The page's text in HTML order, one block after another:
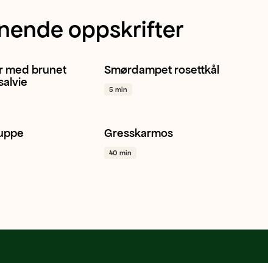
oppskrifter
Hvitløk
Salvie
med brunet
Middag
Hverdagsmat
Vegetar / plantebasert
Smørdampet rosettkål
5 min
Gul løk Gresskar Hverdagsmat
Gresskarmos
40 min